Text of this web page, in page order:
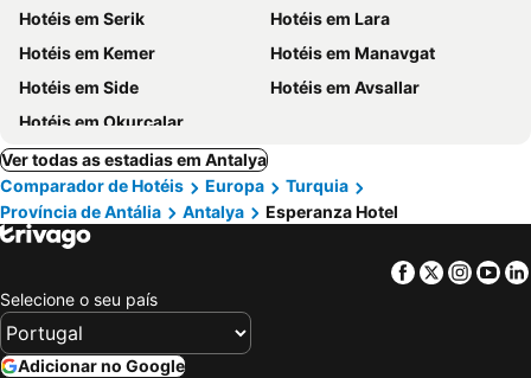
Hotéis em Serik
Hotéis em Lara
Hotéis em Kemer
Hotéis em Manavgat
Hotéis em Side
Hotéis em Avsallar
Hotéis em Okurcalar
Ver todas as estadias em Antalya
Comparador de Hotéis
Europa
Turquia
Província de Antália
Antalya Esperanza Hotel
Facebook
Twitter
Selecione o seu país
Adicionar no Google